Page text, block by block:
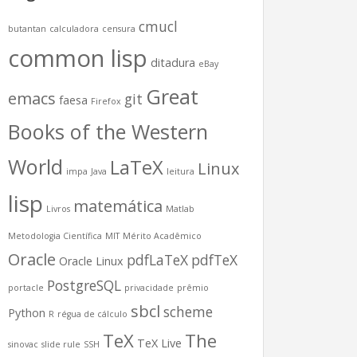
butantan calculadora censura cmucl
common lisp ditadura eBay
emacs faesa Firefox git Great
Books of the Western
World impa Java LaTeX leitura Linux
lisp Livros matemática Matlab
Metodologia Científica MIT Mérito Acadêmico
Oracle Oracle Linux pdfLaTeX pdfTeX
portacle PostgreSQL privacidade prêmio
Python R régua de cálculo sbcl scheme
sinovac slide rule SSH TeX TeX Live The